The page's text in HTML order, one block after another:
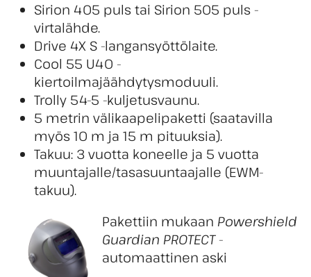
Sirion 405 puls tai Sirion 505 puls -
virtalähde.
Drive 4X S -langansyöttölaite.
Cool 55 U40 -
kiertoilmajäähdytysmoduuli.
Trolly 54-5 -kuljetusvaunu.
5 metrin välikaapelipaketti (saatavilla
myös 10 m ja 15 m pituuksia).
Takuu: 3 vuotta koneelle ja 5 vuotta
muuntajalle/tasasuuntaajalle (EWM-
takuu).
Pakettiin mukaan Powershield
Guardian PROTECT-
automaattinen aski